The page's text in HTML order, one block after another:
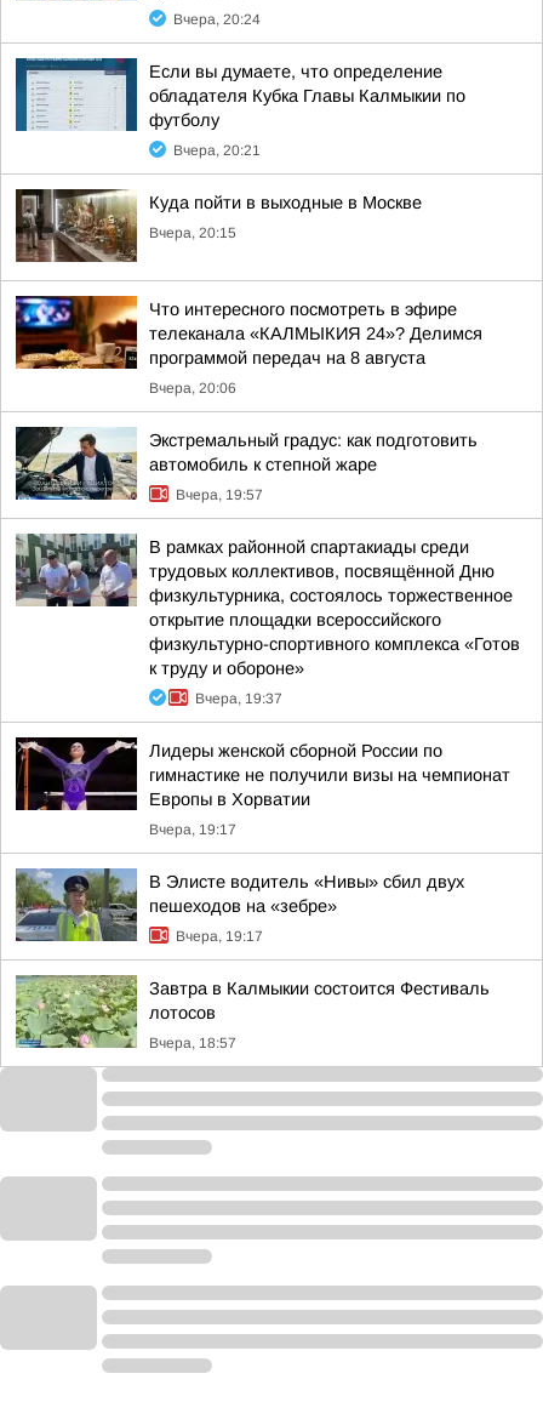
Вчера, 20:24
Если вы думаете, что определение
обладателя Кубка Главы Калмыкии по
футболу
Вчера, 20:21
Куда пойти в выходные в Москве
Вчера, 20:15
Что интересного посмотреть в эфире
телеканала «КАЛМЫКИЯ 24»? Делимся
программой передач на 8 августа
Вчера, 20:06
Экстремальный градус: как подготовить
автомобиль к степной жаре
Вчера, 19:57
В рамках районной спартакиады среди
трудовых коллективов, посвящённой Дню
физкультурника, состоялось торжественное
открытие площадки всероссийского
физкультурно-спортивного комплекса «Готов
к труду и обороне»
Вчера, 19:37
Лидеры женской сборной России по
гимнастике не получили визы на чемпионат
Европы в Хорватии
Вчера, 19:17
В Элисте водитель «Нивы» сбил двух
пешеходов на «зебре»
Вчера, 19:17
Завтра в Калмыкии состоится Фестиваль
лотосов
Вчера, 18:57